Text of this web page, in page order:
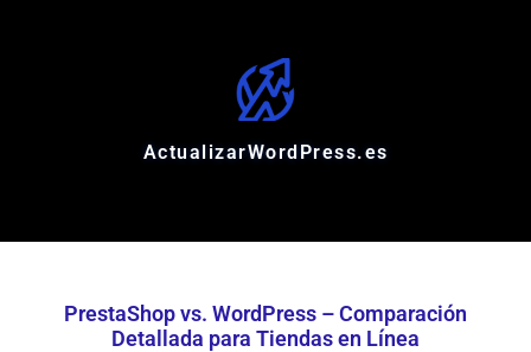
ActualizarWordPress.es
PrestaShop vs. WordPress – Comparación
Detallada para Tiendas en Línea